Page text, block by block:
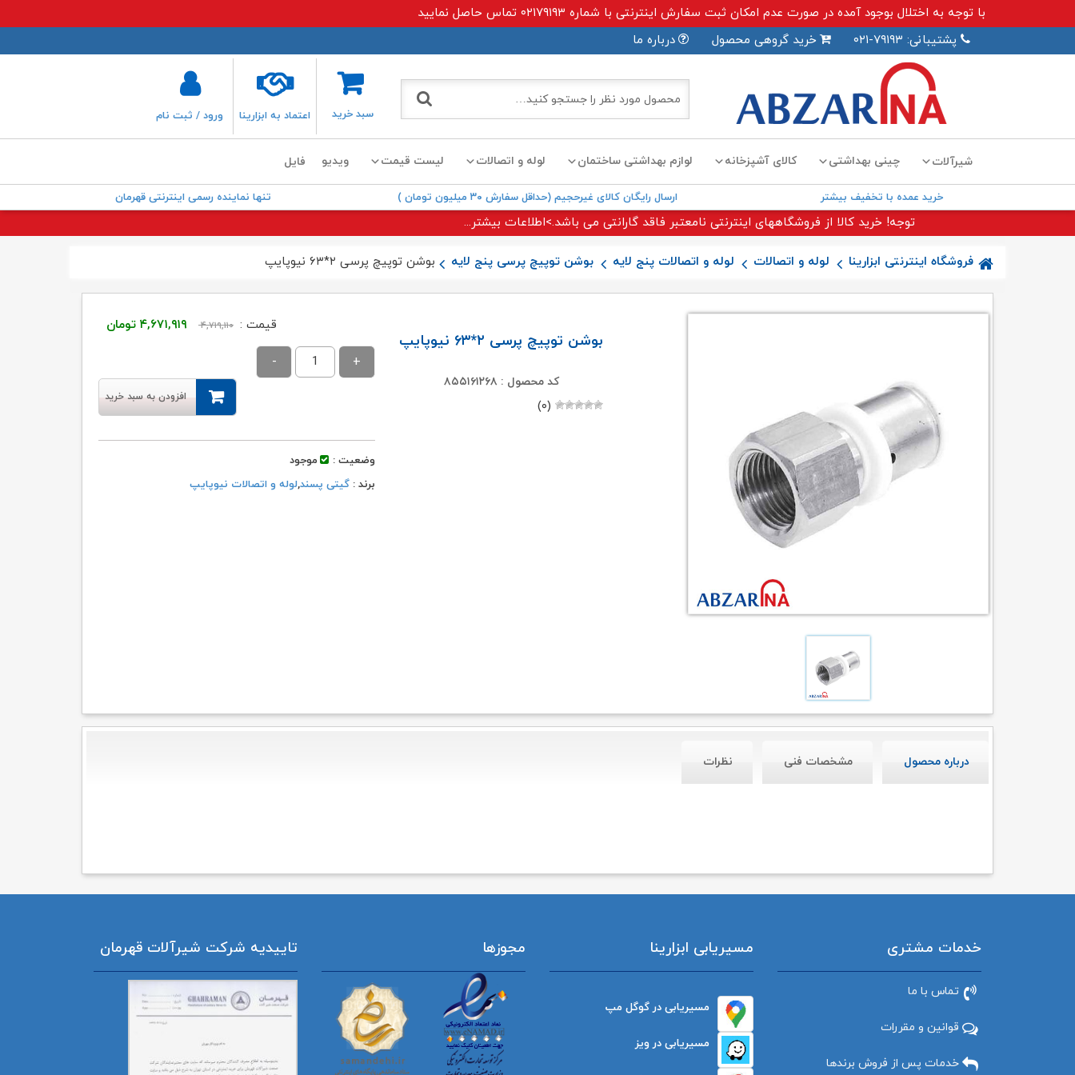
با توجه به اختلال بوجود آمده در صورت عدم امکان ثبت سفارش اینترنتی با شماره ۰۲۱۷۹۱۹۳ تماس حاصل نمایید
پشتیبانی: ۷۹۱۹۳-۰۲۱
خرید گروهی محصول درباره ما
سبد خرید اعتماد به ابزارینا ورود / ثبت نام
شیرآلات چینی بهداشتی کالای آشپزخانه لوازم بهداشتی ساختمان لوله و اتصالات لیست قیمت ویدیو فایل
خرید عمده با تخفیف بیشتر ارسال رایگان کالای غیرحجیم (حداقل سفارش ۳۰ میلیون تومان ) تنها نماینده رسمی اینترنتی قهرمان
توجه! خرید کالا از فروشگاههای اینترنتی نامعتبر فاقد گارانتی می باشد.>اطلاعات بیشتر...
فروشگاه اینترنتی ابزارینا لوله و اتصالات لوله و اتصالات پنج لایه بوشن توپیچ پرسی پنج لایه بوشن توپیچ پرسی ۲*۶۳ نیوپایپ
بوشن توپیچ پرسی ۲*۶۳ نیوپایپ
کد محصول : ۸۵۵۱۶۱۲۶۸
(۰)
قیمت : ۴,۷۱۹,۱۱۰
قیمت
بود.
۴,۶۷۱,۹۱۹ تومان
افزودن به سبد خرید
وضعیت :
موجود
برند : گیتی پسند,لوله و اتصالات نیوپایپ
درباره محصول مشخصات فنی نظرات
خدمات مشتری
تماس با ما
قوانین و مقررات
خدمات پس از فروش برندها
مسیریابی ابزارینا
مسیریابی در گوگل مپ
مسیریابی در ویز
مجوزها تاییدیه شرکت شیرآلات قهرمان